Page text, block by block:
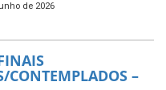
de 2026
CONTEMPLADOS –